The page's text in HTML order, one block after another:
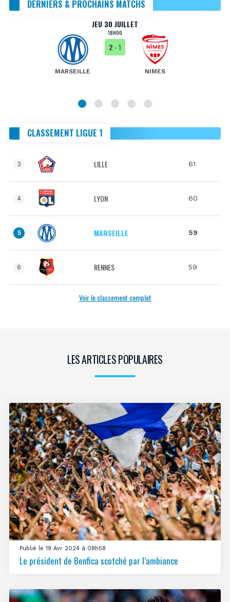
DERNIERS & PROCHAINS MATCHS
JEU 30 JUILLET
18H00
MARSEILLE
2 - 1
NIMES
CLASSEMENT LIGUE 1
3 LILLE 61
4 LYON 60
5 MARSEILLE 59
6 RENNES 59
Voir le classement complet
LES ARTICLES POPULAIRES
Publié le 19 Avr 2024 à 08h58
Le président de Benfica scotché par l’ambiance